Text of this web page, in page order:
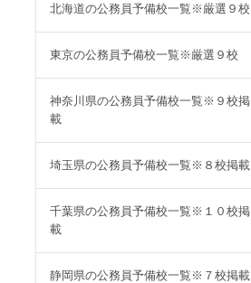
北海道の公務員予備校一覧※厳選９校
東京の公務員予備校一覧※厳選９校
神奈川県の公務員予備校一覧※９校掲
載
埼玉県の公務員予備校一覧※８校掲載
千葉県の公務員予備校一覧※１０校掲
載
静岡県の公務員予備校一覧※７校掲載